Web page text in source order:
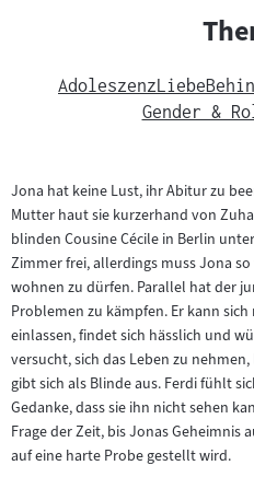
Adoleszenz Liebe
Gender &
Jona hat keine Lust, ihr Abitur zu
Mutter haut sie kurzerhand von
blinden Cousine Cécile in Berlin
Zimmer frei, allerdings muss Jona
wohnen zu dürfen. Parallel hat der
Problemen zu kämpfen. Er kann
einlassen, findet sich hässlich und
versucht, sich das Leben zu
gibt sich als Blinde aus. Ferdi fühlt
Gedanke, dass sie ihn nicht sehen
Frage der Zeit, bis Jonas Geheimnis
auf eine harte Probe gestellt wird.